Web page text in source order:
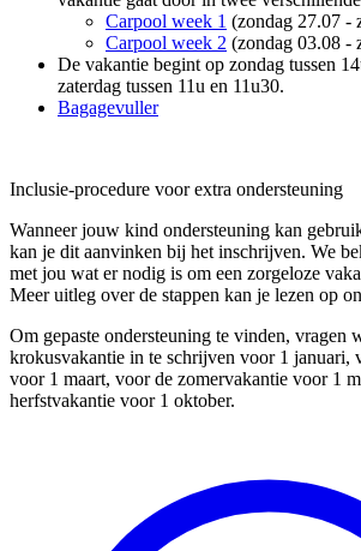
Carpool week 1 (zondag 27.07 -
Carpool week 2 (zondag 03.08 -
De vakantie begint op zondag tussen
zaterdag tussen 11u en 11u30.
Bagagevuller
Inclusie-procedure voor extra ondersteuning
Wanneer jouw kind ondersteuning kan
kan je dit aanvinken bij het inschrijven. We
met jou wat er nodig is om een zorgeloze
Meer uitleg over de stappen kan je lezen op
Om gepaste ondersteuning te vinden, vragen
krokusvakantie in te schrijven voor 1 januari,
voor 1 maart, voor de zomervakantie voor 1
herfstvakantie voor 1 oktober.